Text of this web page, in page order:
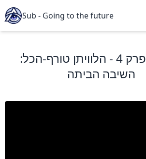
Sub - Going to the future
פרק 4
- הלוויתן טורף-הכל:
השיבה הביתה